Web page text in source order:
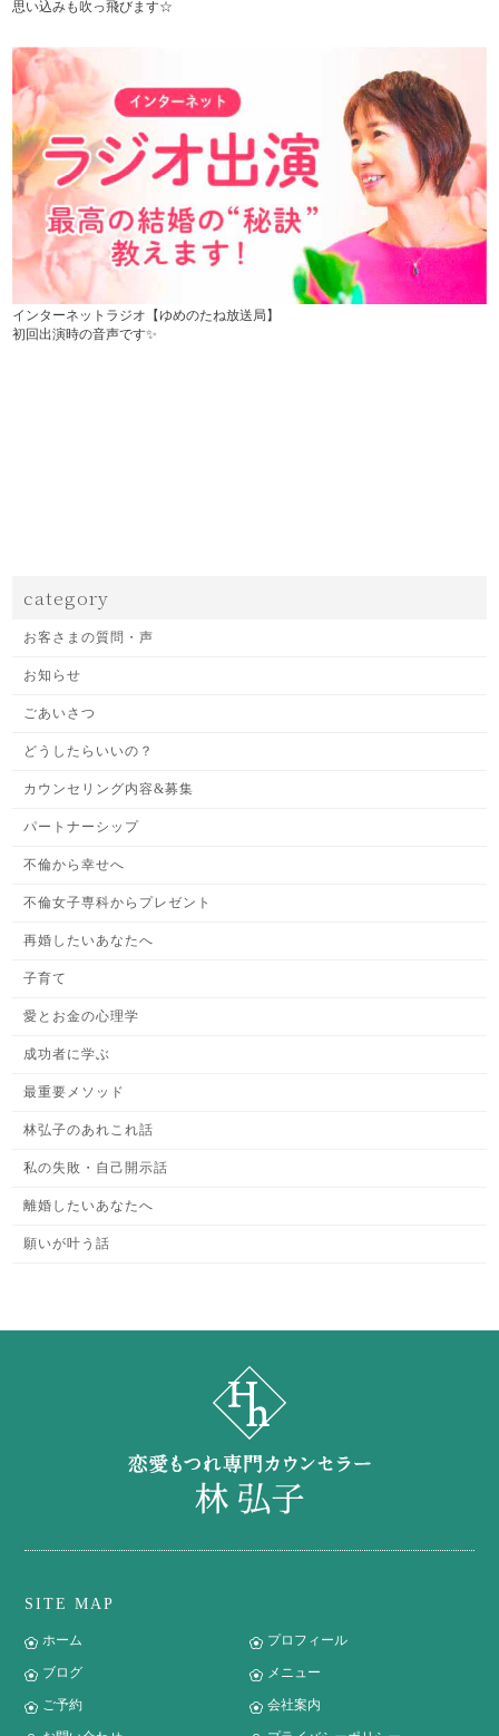
思い込みも吹っ飛びます☆
インターネットラジオ【ゆめのたね放送局】
初回出演時の音声です✨
category
お客さまの質問・声
お知らせ
ごあいさつ
どうしたらいいの？
カウンセリング内容&募集
パートナーシップ
不倫から幸せへ
不倫女子専科からプレゼント
再婚したいあなたへ
子育て
愛とお金の心理学
成功者に学ぶ
最重要メソッド
林弘子のあれこれ話
私の失敗・自己開示話
離婚したいあなたへ
願いが叶う話
SITE MAP
ホーム プロフィール
ブログ メニュー
ご予約 会社案内